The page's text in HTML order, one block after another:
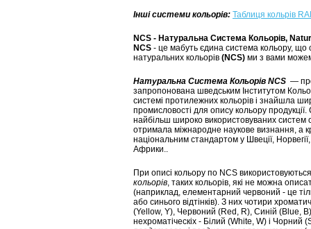
Інші системи кольорів: Таблиця кольрів
NCS - Натуральна Система Кольорів,
NCS - це мабуть єдина система кольору, що
натуральних кольорів (NCS) ми з вами
Натуральна Система Кольорів NCS —
запропонована шведським Інститутом
системі протилежних кольорів і знайшла
промисловості для опису кольору продукції.
найбільш широко використовуваних систем
отримала міжнародне наукове визнання, а
національним стандартом у Швеції, Норвегії,
Африки..
При описі кольору по NCS використовуються
кольорів, таких кольорів, які не можна
(наприклад, елементарний червоний - це
або синього відтінків). З них чотири
(Yellow, Y), Червоний (Red, R), Синій (Blue,
нехроматіческіх - Білий (White, W) і Чорний